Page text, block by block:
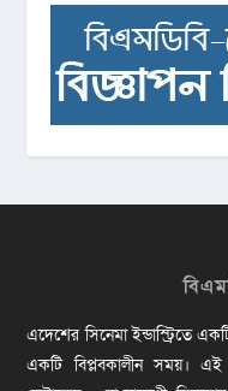
এদেশের সিনেমা ইন্ডাস্ট্রিতে
একটি বিপ্লবকালীন সময়।